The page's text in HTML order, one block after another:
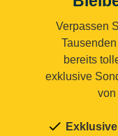
Verpassen
bereits
exklusive
von